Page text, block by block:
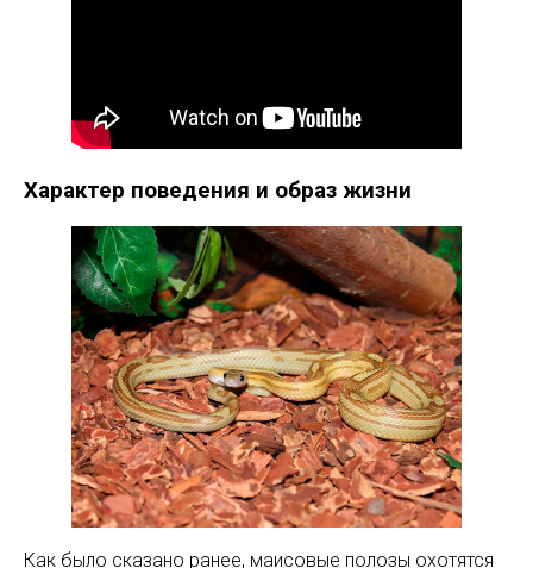
Характер поведения и образ жизни
Как было сказано ранее, маисовые полозы охотятся